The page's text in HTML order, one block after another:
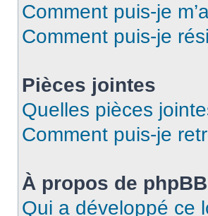
Comment puis-je
Comment puis-je
Pièces jointes
Quelles pièces
Comment puis-je
À propos de phpBB
Qui a développé ce